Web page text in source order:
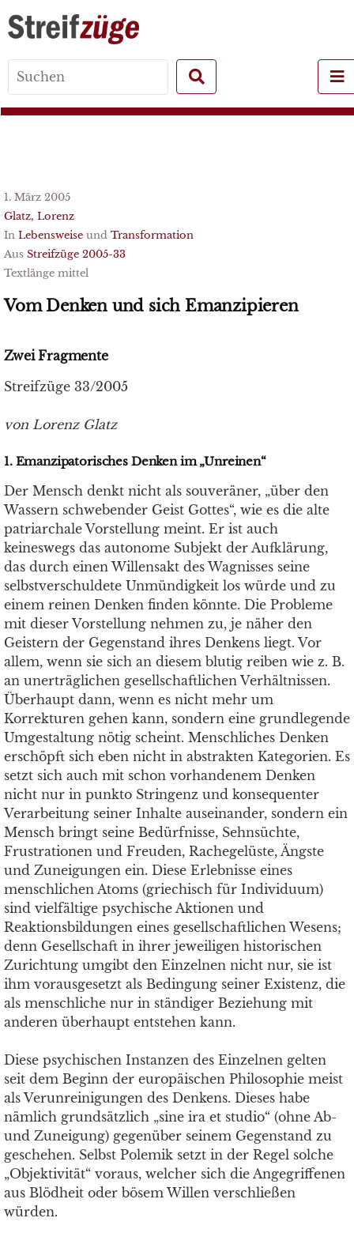
for:
1. März 2005
Glatz, Lorenz
In Lebensweise und Transformation
Aus Streifzüge 2005-33
Textlänge mittel
Vom Denken und sich Emanzipieren
Zwei Fragmente
Streifzüge 33/2005
von Lorenz Glatz
1. Emanzipatorisches Denken im „Unreinen“
Der Mensch denkt nicht als souveräner, „über den
Wassern schwebender Geist Gottes“, wie es die alte
patriarchale Vorstellung meint. Er ist auch
keineswegs das autonome Subjekt der Aufklärung,
das durch einen Willensakt des Wagnisses seine
selbstverschuldete Unmündigkeit los würde und zu
einem reinen Denken finden könnte. Die Probleme
mit dieser Vorstellung nehmen zu, je näher den
Geistern der Gegenstand ihres Denkens liegt. Vor
allem, wenn sie sich an diesem blutig reiben wie z. B.
an unerträglichen gesellschaftlichen Verhältnissen.
Überhaupt dann, wenn es nicht mehr um
Korrekturen gehen kann, sondern eine grundlegende
Umgestaltung nötig scheint. Menschliches Denken
erschöpft sich eben nicht in abstrakten Kategorien. Es
setzt sich auch mit schon vorhandenem Denken
nicht nur in punkto Stringenz und konsequenter
Verarbeitung seiner Inhalte auseinander, sondern ein
Mensch bringt seine Bedürfnisse, Sehnsüchte,
Frustrationen und Freuden, Rachegelüste, Ängste
und Zuneigungen ein. Diese Erlebnisse eines
menschlichen Atoms (griechisch für Individuum)
sind vielfältige psychische Aktionen und
Reaktionsbildungen eines gesellschaftlichen Wesens;
denn Gesellschaft in ihrer jeweiligen historischen
Zurichtung umgibt den Einzelnen nicht nur, sie ist
ihm vorausgesetzt als Bedingung seiner Existenz, die
als menschliche nur in ständiger Beziehung mit
anderen überhaupt entstehen kann.
Diese psychischen Instanzen des Einzelnen gelten
seit dem Beginn der europäischen Philosophie meist
als Verunreinigungen des Denkens. Dieses habe
nämlich grundsätzlich „sine ira et studio“ (ohne Ab-
und Zuneigung) gegenüber seinem Gegenstand zu
geschehen. Selbst Polemik setzt in der Regel solche
„Objektivität“ voraus, welcher sich die Angegriffenen
aus Blödheit oder bösem Willen verschließen
würden.